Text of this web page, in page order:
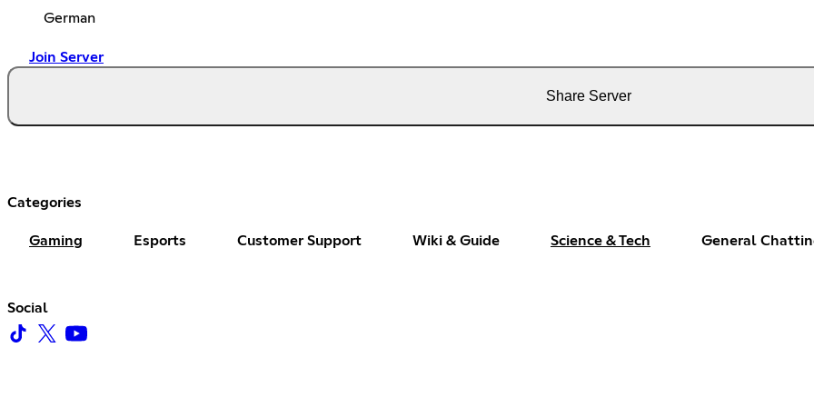
German
Join Server
Share Server
Categories
Gaming Esports Customer Support Wiki & Guide Science & Tech General
Social